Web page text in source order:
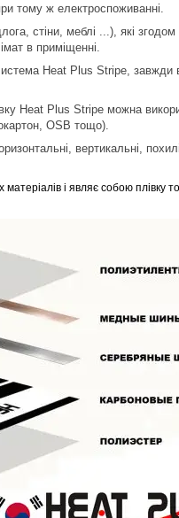
тому ж електроспоживанні.
стіни, меблі ...), які
в приміщенні.
Heat Plus Stripe, завжди
Heat Plus Stripe можна
OSB тощо).
вертикальні,
матеріалів і являє собою